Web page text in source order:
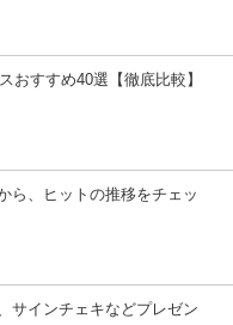
おすすめ40選【徹底比較】
ら、ヒットの推移をチェッ
サインチェキなどプレゼン